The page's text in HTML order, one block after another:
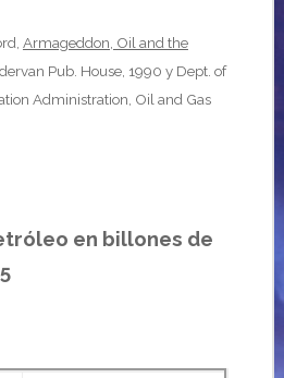
Armageddon, Oil and the
Pub. House, 1990 y Dept. of
Administration, Oil and Gas
en billones de